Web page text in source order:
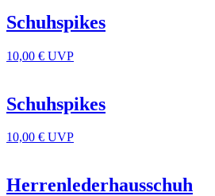
Schuhspikes
10,00 € UVP
Schuhspikes
10,00 € UVP
Herrenlederhausschuh